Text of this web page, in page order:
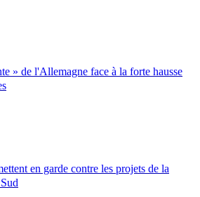
» de l'Allemagne face à la forte hausse
en garde contre les projets de la